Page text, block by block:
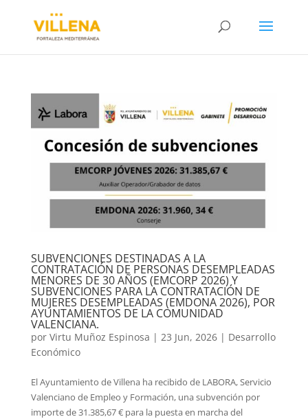
SUBVENCIONES DESTINADAS A LA
CONTRATACIÓN DE PERSONAS DESEMPLEADAS
MENORES DE 30 AÑOS (EMCORP 2026) Y
SUBVENCIONES PARA LA CONTRATACIÓN DE
MUJERES DESEMPLEADAS (EMDONA 2026), POR
AYUNTAMIENTOS DE LA COMUNIDAD
VALENCIANA.
por Virtu Muñoz Espinosa | 23 Jun, 2026| Desarrollo
Económico
El Ayuntamiento de Villena ha recibido de LABORA, Servicio
Valenciano de Empleo y Formación, una subvención por
importe de 31.385,67 € para la puesta en marcha del